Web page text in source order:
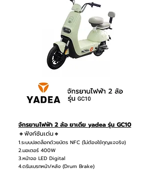
จักรยานไฟฟ้า 2 ล้อ ยาเดีย yadea รุ่น GC10
🔸ฟังก์ชันเด่น🔸
1.ระบบปลดล็อกด้วยบัตร NFC (ไม่ต้องใช้กุญแจจริง)
2.มอเตอร์ 400W
3.หน้าจอ LED Digital
4.ดรัมเบรกหน้า/หลัง (Drum Brake)